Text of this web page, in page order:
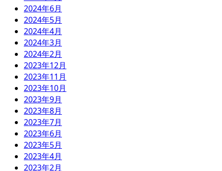
2024年6月
2024年5月
2024年4月
2024年3月
2024年2月
2023年12月
2023年11月
2023年10月
2023年9月
2023年8月
2023年7月
2023年6月
2023年5月
2023年4月
2023年2月